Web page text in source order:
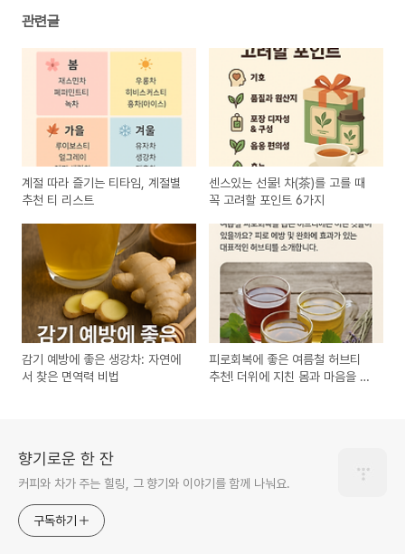
관련글
계절 따라 즐기는 티타임, 계절별
추천 티 리스트
센스있는 선물! 차(茶)를 고를 때
꼭 고려할 포인트 6가지
감기 예방에 좋은 생강차: 자연에
서 찾은 면역력 비법
피로회복에 좋은 여름철 허브티
추천! 더위에 지친 몸과 마음을 위
향기로운 한 잔
커피와 차가 주는 힐링, 그 향기와 이야기를 함께 나눠요.
구독하기